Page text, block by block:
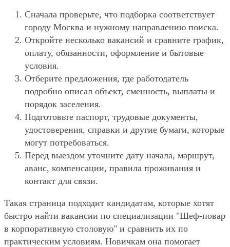
Сначала проверьте, что подборка соответствует
городу Москва и нужному направлению поиска.
Откройте несколько вакансий и сравните график,
оплату, обязанности, оформление и бытовые
условия.
Отберите предложения, где работодатель
подробно описал объект, сменность, выплаты и
порядок заселения.
Подготовьте паспорт, трудовые документы,
удостоверения, справки и другие бумаги, которые
могут потребоваться.
Перед выездом уточните дату начала, маршрут,
аванс, компенсации, правила проживания и
контакт для связи.
Такая страница подходит кандидатам, которые хотят
быстро найти вакансии по специализации "Шеф-повар
в корпоративную столовую" и сравнить их по
практическим условиям. Новичкам она помогает